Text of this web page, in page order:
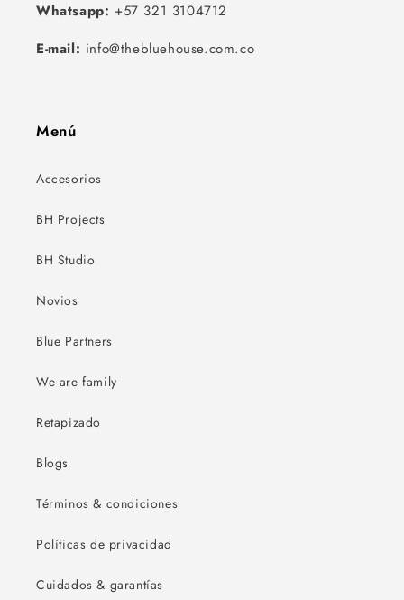
Whatsapp: +57 321 3104712
E-mail: info@thebluehouse.com.co
Menú
Accesorios
BH Projects
BH Studio
Novios
Blue Partners
We are family
Retapizado
Blogs
Términos & condiciones
Políticas de privacidad
Cuidados & garantías